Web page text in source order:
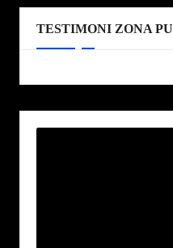
TESTIMONI ZONA